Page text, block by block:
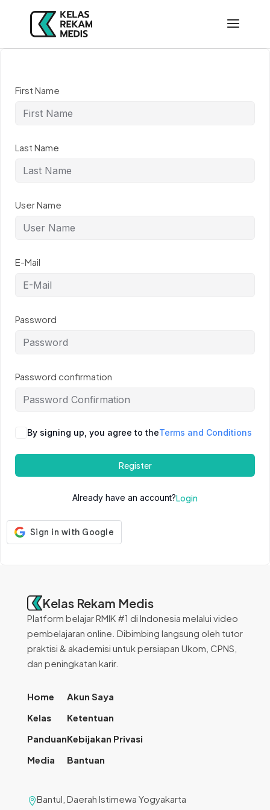
First Name
Last Name
User Name
E-Mail
Password
Password confirmation
By signing up, you agree to theTerms and Conditions
Register
Already have an account?Login
Kelas Rekam Medis
Platform belajar RMIK #1 di Indonesia melalui video
pembelajaran online. Dibimbing langsung oleh tutor
praktisi & akademisi untuk persiapan Ukom, CPNS,
dan peningkatan karir.
Home
Kelas
Panduan
Media
Akun Saya
Ketentuan
Kebijakan Privasi
Bantuan
Bantul, Daerah Istimewa Yogyakarta